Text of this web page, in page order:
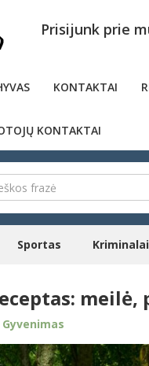
Prisijunk prie
KONTAKTAI
KONTAKTAI
Sportas Kriminalai
Gyvenimas